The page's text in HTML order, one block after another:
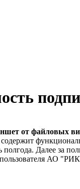
от файловых
Далее за
АО